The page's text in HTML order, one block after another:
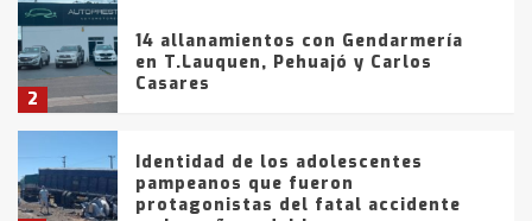
2
14 allanamientos con Gendarmería
en T.Lauquen, Pehuajó y Carlos
Casares
Identidad de los adolescentes
pampeanos que fueron
protagonistas del fatal accidente